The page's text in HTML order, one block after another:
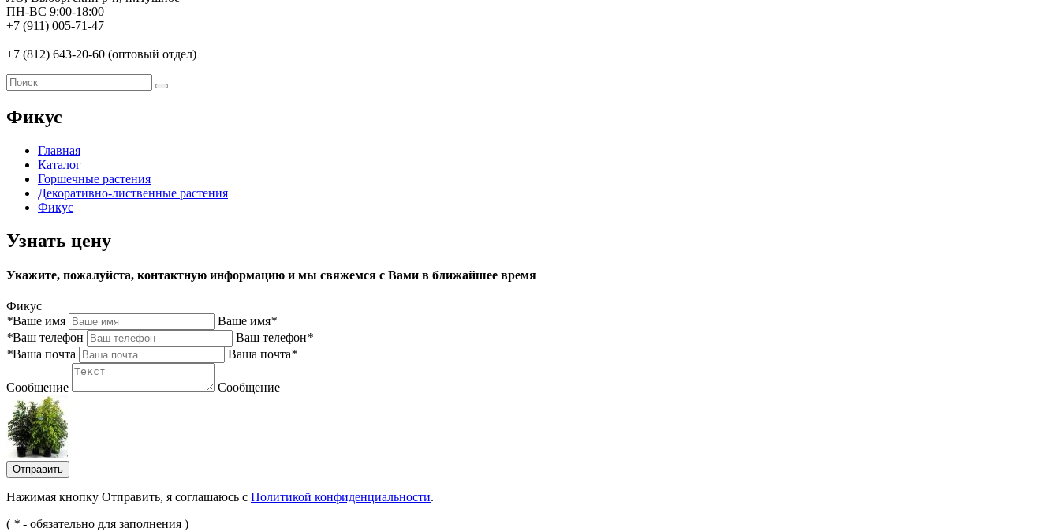
ПН-ВС 9:00-18:00
+7 (911) 005-71-47
+7 (812) 643-20-60 (оптовый отдел)
Фикус
Главная
Каталог
Горшечные растения
Декоративно-лиственные растения
Фикус
Узнать цену
Укажите, пожалуйста, контактную информацию и мы свяжемся с Вами в ближайшее время
Фикус
*Ваше имя Ваше имя*
*Ваш телефон Ваш телефон*
*Ваша почта Ваша почта*
Сообщение Сообщение
Отправить
Нажимая кнопку Отправить, я соглашаюсь с Политикой конфиденциальности.
( * - обязательно для заполнения )